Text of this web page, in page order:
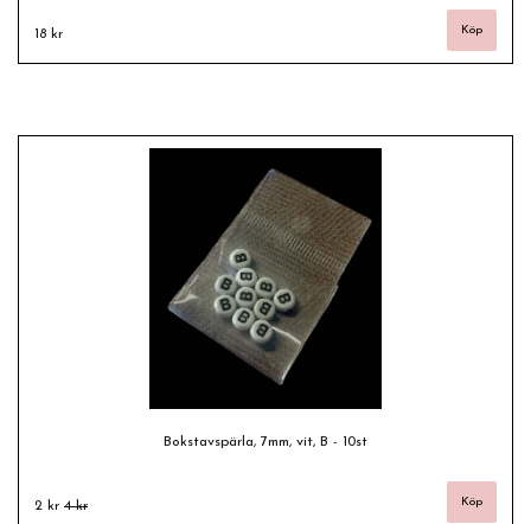
18 kr
Bokstavspärla, 7mm, vit, B - 10st
2 kr 4 kr